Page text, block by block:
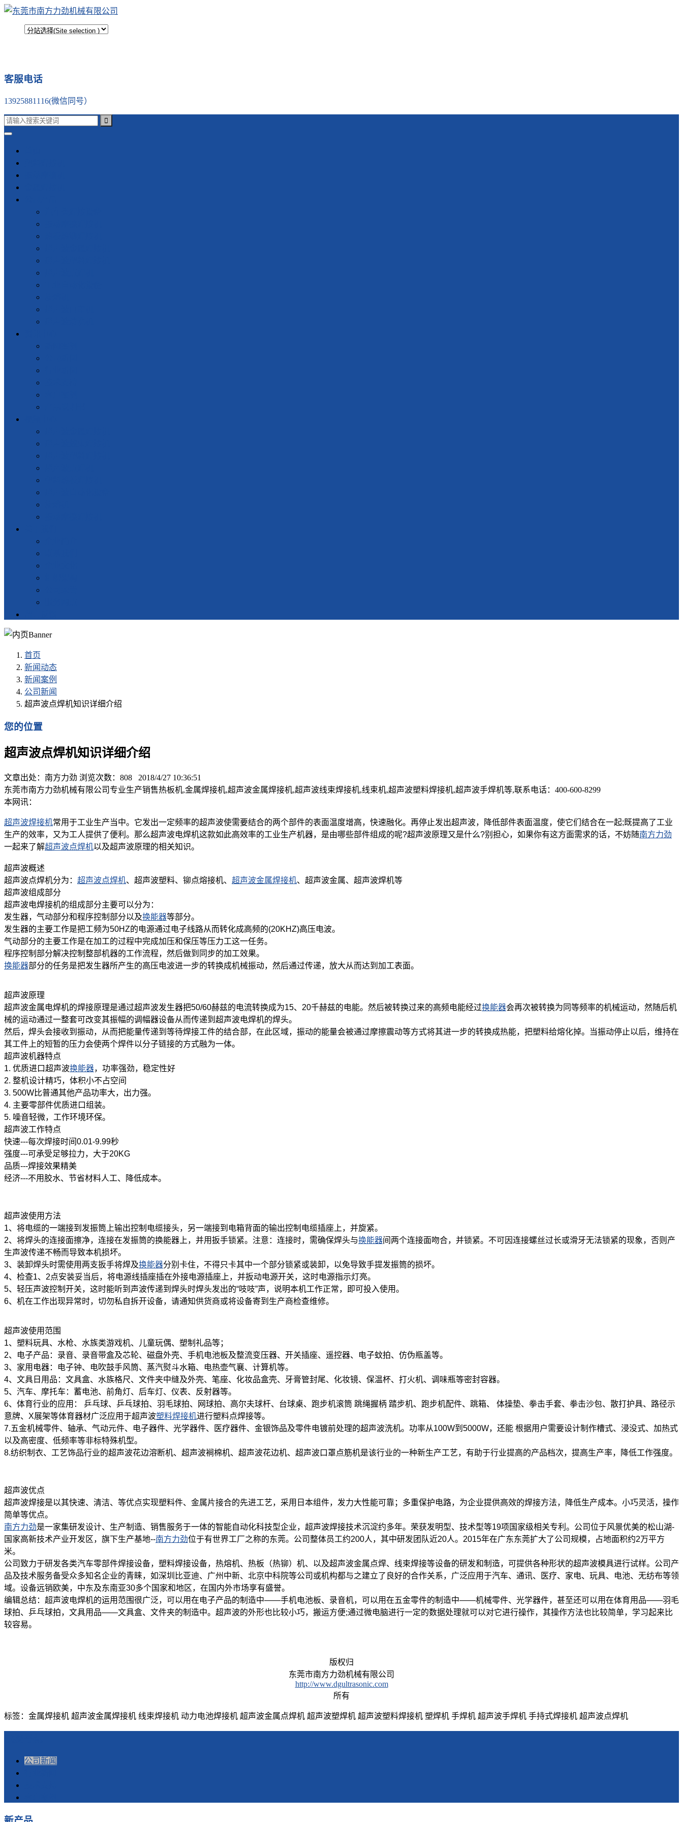
客服电话
13925881116(微信同号）
首页
新闻动态
新闻案例
公司新闻
超声波点焊机知识详细介绍
您的位置
超声波点焊机知识详细介绍
文章出处：南方力劲 浏览次数： 808
2018/4/27 10:36:51
东莞市南方力劲机械有限公司专业生产销售热板机,金属焊接机,超声波金属焊接机,超声波线束焊接机,线束机,超声波塑料焊接机,超声波手焊机等,联系电话：400-600-8299
本网讯：
超声波焊接机常用于工业生产当中。它发出一定频率的超声波使需要结合的两个部件的表面温度增高，快速融化。再停止发出超声波，降低部件表面温度，使它们结合在一起;既提高了工业
生产的效率，又为工人提供了便利。那么超声波电焊机这款如此高效率的工业生产机器，是由哪些部件组成的呢?超声波原理又是什么?别担心，如果你有这方面需求的话，不妨随南方力劲
一起来了解超声波点焊机以及超声波原理的相关知识。
超声波概述
超声波点焊机分为： 超声波点焊机、超声波塑料、铆点熔接机、 超声波金属焊接机、超声波金属、超声波焊机等
超声波组成部分
超声波电焊接机的组成部分主要可以分为：
发生器，气动部分和程序控制部分以及换能器等部分。
发生器的主要工作是把工频为50HZ的电源通过电子线路从而转化成高频的(20KHZ)高压电波。
气动部分的主要工作是在加工的过程中完成加压和保压等压力工这一任务。
程序控制部分解决控制整部机器的工作流程，然后做到同步的加工效果。
换能器部分的任务是把发生器所产生的高压电波进一步的转换成机械振动，然后通过传递，放大从而达到加工表面。
超声波原理
超声波金属电焊机的焊接原理是通过超声波发生器把50/60赫兹的电流转换成为15、20千赫兹的电能。然后被转换过来的高频电能经过换能器会再次被转换为同等频率的机械运动，然随后机
械的运动通过一整套可改变其振幅的调幅器设备从而传递到超声波电焊机的焊头。
然后，焊头会接收到振动，从而把能量传递到等待焊接工件的结合部，在此区域，振动的能量会被通过摩擦震动等方式将其进一步的转换成热能，把塑料给熔化掉。当振动停止以后，维持在
其工件上的短暂的压力会使两个焊件以分子链接的方式融为一体。
超声波机器特点
1. 优质进口超声波换能器，功率强劲，稳定性好
2. 整机设计精巧，体积小不占空间
3. 500W比普通其他产品功率大，出力强。
4. 主要零部件优质进口组装。
5. 噪音轻微，工作环境环保。
超声波工作特点
快速---每次焊接时间0.01-9.99秒
强度---可承受足够拉力，大于20KG
品质---焊接效果精美
经济---不用胶水、节省材料人工、降低成本。
超声波使用方法
1、将电缆的一端接到发振筒上输出控制电缆接头，另一端接到电箱背面的输出控制电缆插座上，并旋紧。
2、将焊头的连接面擦净，连接在发振筒的换能器上，并用扳手锁紧。注意：连接时，需确保焊头与换能器间两个连接面吻合，并锁紧。不可因连接螺丝过长或滑牙无法锁紧的现象，否则产
生声波传递不畅而导致本机损坏。
3、装卸焊头时需使用两支扳手将焊及换能器分别卡住，不得只卡其中一个部分锁紧或装卸，以免导致手提发振筒的损坏。
4、检查1、2点安装妥当后，将电源线插座插在外接电源插座上，并扳动电源开关，这时电源指示灯亮。
5、轻压声波控制开关，这时能听到声波传递到焊头时焊头发出的“吱吱”声，说明本机工作正常，即可投入使用。
6、机在工作出现异常时，切勿私自拆开设备，请通知供货商或将设备寄到生产商检查维修。
超声波使用范围
1、塑料玩具、水枪、水族类游戏机、儿童玩偶、塑制礼品等；
2、电子产品：录音、录音带盒及芯轮、磁盘外壳、手机电池板及整流变压器、开关插座、遥控器、电子蚊拍、仿伪瓶盖等。
3、家用电器：电子钟、电吹鼓手风筒、蒸汽熨斗水箱、电热壶气襄、计算机等。
4、文具日用品：文具盒、水族格尺、文件夹中缝及外壳、笔座、化妆品盒壳、牙膏管封尾、化妆镜、保温杯、打火机、调味瓶等密封容器。
5、汽车、摩托车：蓄电池、前角灯、后车灯、仪表、反射器等。
6、体育行业的应用： 乒乓球、乒乓球拍、羽毛球拍、网球拍、高尔夫球杆、台球桌、跑步机滚筒 跳绳握柄 踏步机、跑步机配件、跳箱、 体操垫、拳击手套、拳击沙包、散打护具、路径示
意牌、X展架等体育器材广泛应用于超声波塑料焊接机进行塑料点焊接等。
7.五金机械零件、轴承、气动元件、电子器件、光学器件、医疗器件、金银饰品及零件电镀前处理的超声波洗机。功率从100W到5000W，还能 根据用户需要设计制作槽式、浸没式、加热式
以及高密度、低频率等非标特殊机型。
8.纺织制衣、工艺饰品行业的超声波花边溶断机、超声波裥棉机、超声波花边机、超声波口罩点筋机是该行业的一种新生产工艺，有助于行业提高的产品档次，提高生产率，降低工作强度。
超声波优点
超声波焊接是以其快速、清洁、等优点实现塑料件、金属片接合的先进工艺，采用日本组件，发力大性能可靠；多重保护电路，为企业提供高效的焊接方法，降低生产成本。小巧灵活，操作
简单等优点。
南方力劲是一家集研发设计、生产制造、销售服务于一体的智能自动化科技型企业，超声波焊接技术沉淀约多年。荣获发明型、技术型等19项国家级相关专利。公司位于风景优美的松山湖-
国家高新技术产业开发区，旗下生产基地--南方力劲位于有世界工厂之称的东莞。公司整体员工约200人，其中研发团队近20人。2015年在广东东莞扩大了公司规模，占地面积约2万平方
米。
公司致力于研发各类汽车零部件焊接设备，塑料焊接设备，热熔机、热板（热铆）机、以及超声波金属点焊、线束焊接等设备的研发和制造，可提供各种形状的超声波模具进行试样。公司产
品及技术服务备受众多知名企业的青睐，如深圳比亚迪、广州中新、北京中科院等公司或机构都与之建立了良好的合作关系，广泛应用于汽车、通讯、医疗、家电、玩具、电池、无纺布等领
域。设备远销欧美，中东及东南亚30多个国家和地区，在国内外市场享有盛誉。
编辑总结：超声波电焊机的运用范围很广泛，可以用在电子产品的制造中——手机电池板、录音机，可以用在五金零件的制造中——机械零件、光学器件，甚至还可以用在体育用品——羽毛
球拍、乒乓球拍，文具用品——文具盒、文件夹的制造中。超声波的外形也比较小巧，搬运方便;通过微电脑进行一定的数据处理就可以对它进行操作，其操作方法也比较简单，学习起来比
较容易。
版权归
东莞市南方力劲机械有限公司
http://www.dgultrasonic.com
所有
标签：金属焊接机 超声波金属焊接机 线束焊接机 动力电池焊接机 超声波金属点焊机 超声波塑焊机 超声波塑料焊接机 塑焊机 手焊机 超声波手焊机 手持式焊接机 超声波点焊机
公司新闻